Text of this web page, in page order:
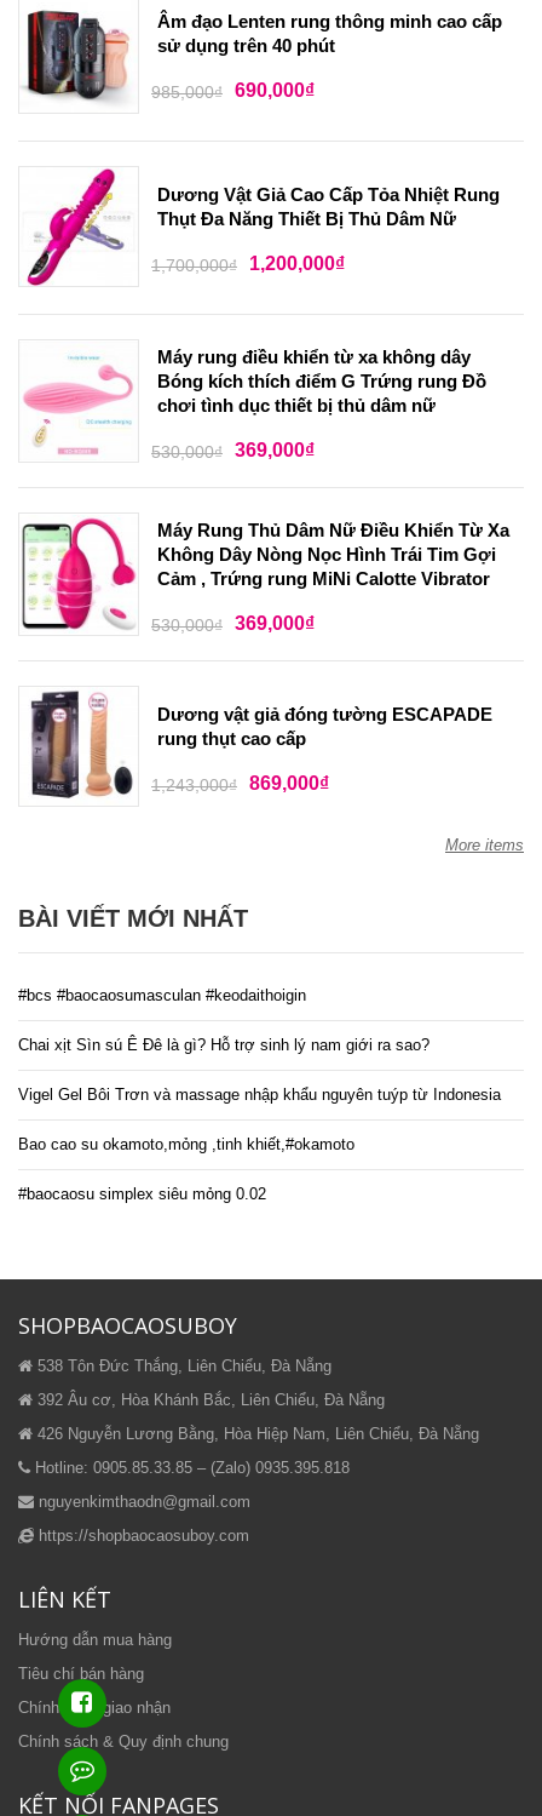
Âm đạo Lenten rung thông minh cao cấp
sử dụng trên 40 phút
985,000₫ 690,000₫
Dương Vật Giả Cao Cấp Tỏa Nhiệt Rung
Thụt Đa Năng Thiết Bị Thủ Dâm Nữ
1,700,000₫ 1,200,000₫
Máy rung điều khiển từ xa không dây
Bóng kích thích điểm G Trứng rung Đồ
chơi tình dục thiết bị thủ dâm nữ
530,000₫ 369,000₫
Máy Rung Thủ Dâm Nữ Điều Khiển Từ Xa
Không Dây Nòng Nọc Hình Trái Tim Gợi
Cảm , Trứng rung MiNi Calotte Vibrator
530,000₫ 369,000₫
Dương vật giả đóng tường ESCAPADE
rung thụt cao cấp
1,243,000₫ 869,000₫
More items
BÀI VIẾT MỚI NHẤT
#bcs #baocaosumasculan #keodaithoigin
Chai xịt Sìn sú Ê Đê là gì? Hỗ trợ sinh lý nam giới ra sao?
Vigel Gel Bôi Trơn và massage nhập khẩu nguyên tuýp từ Indonesia
Bao cao su okamoto,mỏng ,tinh khiết,#okamoto
#baocaosu simplex siêu mỏng 0.02
SHOPBAOCAOSUBOY
538 Tôn Đức Thắng, Liên Chiểu, Đà Nẵng
392 Âu cơ, Hòa Khánh Bắc, Liên Chiểu, Đà Nẵng
426 Nguyễn Lương Bằng, Hòa Hiệp Nam, Liên Chiểu, Đà Nẵng
Hotline: 0905.85.33.85 – (Zalo) 0935.395.818
nguyenkimthaodn@gmail.com
https://shopbaocaosuboy.com
LIÊN KẾT
Hướng dẫn mua hàng
Tiêu chí bán hàng
Chính sách giao nhận
Chính sách & Quy định chung
KẾT NỐI FANPAGES